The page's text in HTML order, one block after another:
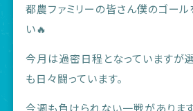
都農ファミリーの皆さん僕のゴール
い🔥
今月は過密日程となっていますが
も日々闘っています。
今週も負けられない一戦がありま